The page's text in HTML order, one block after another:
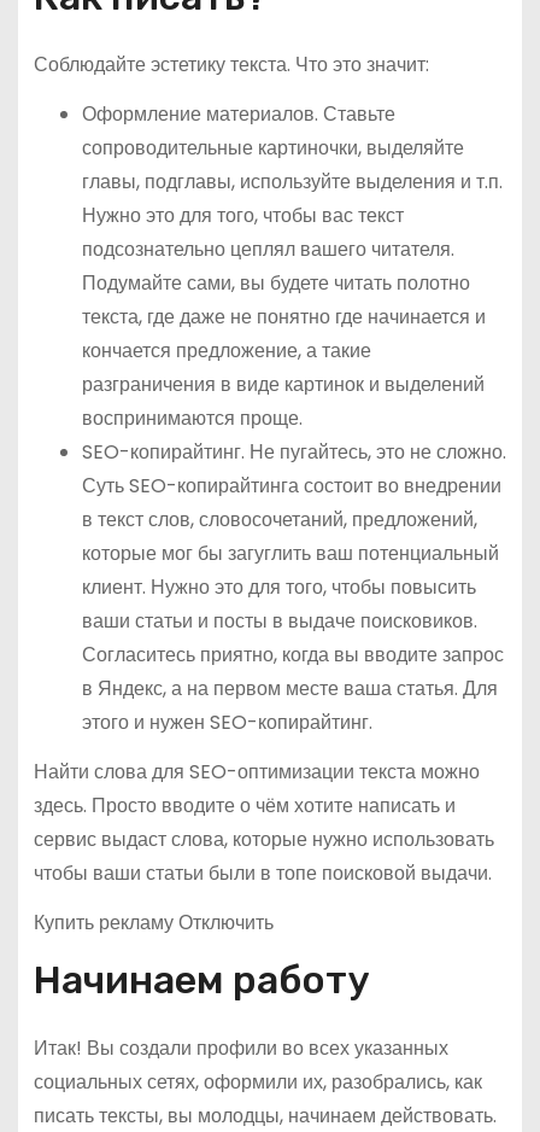
Соблюдайте эстетику текста. Что это значит:
Оформление материалов. Ставьте
сопроводительные картиночки, выделяйте
главы, подглавы, используйте выделения и т.п.
Нужно это для того, чтобы вас текст
подсознательно цеплял вашего читателя.
Подумайте сами, вы будете читать полотно
текста, где даже не понятно где начинается и
кончается предложение, а такие
разграничения в виде картинок и выделений
воспринимаются проще.
SEO-копирайтинг. Не пугайтесь, это не сложно.
Суть SEO-копирайтинга состоит во внедрении
в текст слов, словосочетаний, предложений,
которые мог бы загуглить ваш потенциальный
клиент. Нужно это для того, чтобы повысить
ваши статьи и посты в выдаче поисковиков.
Согласитесь приятно, когда вы вводите запрос
в Яндекс, а на первом месте ваша статья. Для
этого и нужен SEO-копирайтинг.
Найти слова для SEO-оптимизации текста можно
здесь. Просто вводите о чём хотите написать и
сервис выдаст слова, которые нужно использовать
чтобы ваши статьи были в топе поисковой выдачи.
Купить рекламу Отключить
Начинаем работу
Итак! Вы создали профили во всех указанных
социальных сетях, оформили их, разобрались, как
писать тексты, вы молодцы, начинаем действовать.